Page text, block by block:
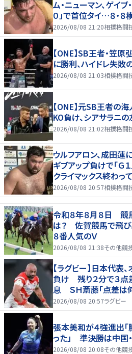
ム・ニューマン、ゲイブ
０」で首位タイ…８・
2026/08/08 21:20相撲格闘
【ONE】SB王者・笠
に勝利、ハイドレ失敗
2026/08/08 21:03相撲格闘
【ONE】元SB王者の
KO負け、シアサラニ
2026/08/08 21:02相撲格闘
ウルフアロン、成田
ギブアップ負けで「Ｇ
クライマックス終わっ
2026/08/08 20:57相撲格闘
令和８年８月８日 競馬
は？ 佐賀競馬で飛び
８番人気のＶ
2026/08/08 21:38その他競
【ラグビー】日本代表
負け 残り２分で３
息 ＳＨ斎藤「点差は
半にＳＯ伊藤龍が先制
2026/08/08 20:57ラグビー
張本美和が４強進出
った」 準決勝は中国
2026/08/08 20:08その他競